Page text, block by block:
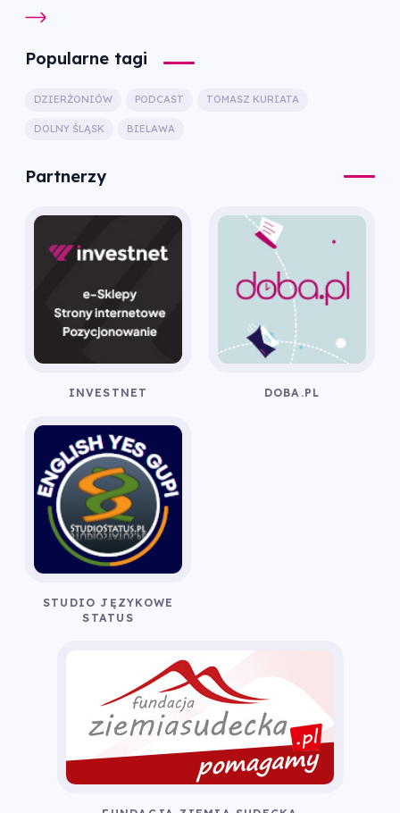
Popularne tagi
DZIERŻONIÓW PODCAST TOMASZ KURIATA
DOLNY ŚLĄSK BIELAWA
Partnerzy
INVESTNET DOBA.PL
STUDIO JĘZYKOWE
STATUS